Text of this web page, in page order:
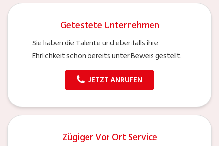
Getestete Unternehmen
Sie haben die Talente und ebenfalls ihre
Ehrlichkeit schon bereits unter Beweis gestellt.
JETZT ANRUFEN
Zügiger Vor Ort Service